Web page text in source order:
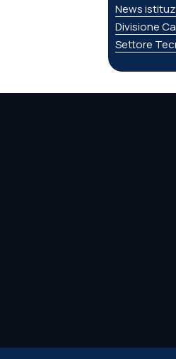
News
Divisione
Settore